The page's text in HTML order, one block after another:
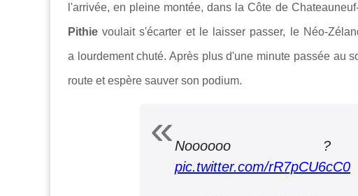
l'arrivée, en pleine montée, dans la Côte de
Pithie voulait s'écarter et le laisser passer, le Néo-
a lourdement chuté. Après plus d'une minute passée au
route et espère sauver son podium.
pic.twitter.com/rR7pCU6cC0